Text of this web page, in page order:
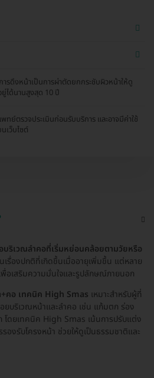
รดึงหน้าเป็นการผ่าตัดยกกระชับผิวหน้าให้ดู
ได้นานสูงสุด 10 ปี
ทย์ตรวจประเมินก่อนรับบริการ และอาจมีค่าใช้
เว็บไซต์
ริเวณลำคอที่เริ่มหย่อนคล้อยตามวัยหรือ
เรื่องปกติที่เกิดขึ้นเมื่ออายุเพิ่มขึ้น แต่หลาย
อเสริมความมั่นใจและรูปลักษณ์ภายนอก
คอ เทคนิค High Smas เหมาะสำหรับผู้ที่
บริเวณหน้าและลำคอ เช่น แก้มตก ร่อง
โดยเทคนิค High Smas เน้นการปรับแต่ง
องรับโครงหน้า ช่วยให้ดูเป็นธรรมชาติและ